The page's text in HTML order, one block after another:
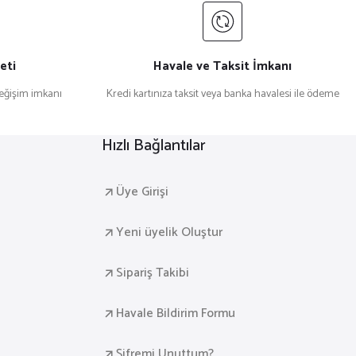
₺ 42,00
imkanı
Havale ve Taksit İmkanı
Kredi kartınıza taksit veya banka havalesi ile ödeme
Hızlı Bağlantılar
Üye Girişi
Yeni üyelik Oluştur
Sipariş Takibi
Havale Bildirim Formu